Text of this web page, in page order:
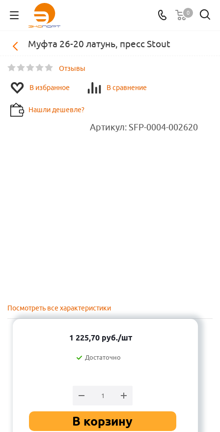
0
Муфта 26-20 латунь, пресс Stout
Отзывы
В избранное В сравнение
Нашли дешевле?
Артикул: SFP-0004-002620
Посмотреть все характеристики
1 225,70руб./шт
Достаточно
В корзину